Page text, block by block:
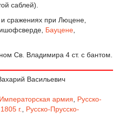
саблей).
и сражениях при Люцене,
Бауцене
Св. Владимира 4 ст. с бантом.
Васильевич
армия
Русско-
г.
Русско-Прусско-